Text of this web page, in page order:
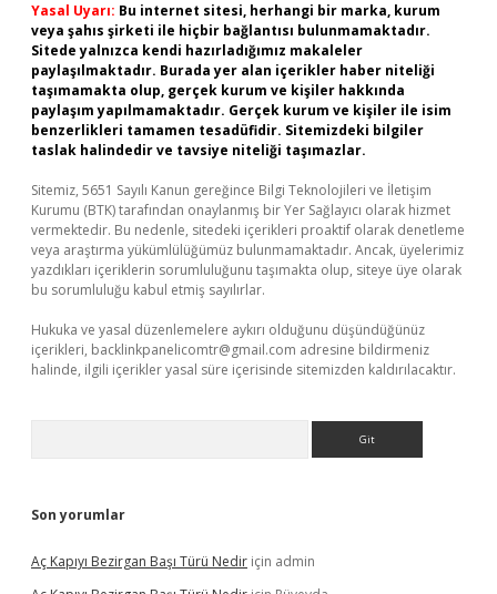
Yasal Uyarı: Bu internet sitesi, herhangi bir marka, kurum
veya şahıs şirketi ile hiçbir bağlantısı bulunmamaktadır.
Sitede yalnızca kendi hazırladığımız makaleler
paylaşılmaktadır. Burada yer alan içerikler haber niteliği
taşımamakta olup, gerçek kurum ve kişiler hakkında
paylaşım yapılmamaktadır. Gerçek kurum ve kişiler ile isim
benzerlikleri tamamen tesadüfidir. Sitemizdeki bilgiler
taslak halindedir ve tavsiye niteliği taşımazlar.
Sitemiz, 5651 Sayılı Kanun gereğince Bilgi Teknolojileri ve İletişim
Kurumu (BTK) tarafından onaylanmış bir Yer Sağlayıcı olarak hizmet
vermektedir. Bu nedenle, sitedeki içerikleri proaktif olarak denetleme
veya araştırma yükümlülüğümüz bulunmamaktadır. Ancak, üyelerimiz
yazdıkları içeriklerin sorumluluğunu taşımakta olup, siteye üye olarak
bu sorumluluğu kabul etmiş sayılırlar.
Hukuka ve yasal düzenlemelere aykırı olduğunu düşündüğünüz
içerikleri, backlinkpanelicomtr@gmail.com adresine bildirmeniz
halinde, ilgili içerikler yasal süre içerisinde sitemizden kaldırılacaktır.
Son yorumlar
Aç Kapıyı Bezirgan Başı Türü Nedir için admin